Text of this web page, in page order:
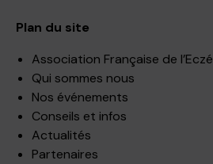
Plan du site
Association Française de
Qui sommes nous
Nos événements
Conseils et infos
Actualités
Partenaires